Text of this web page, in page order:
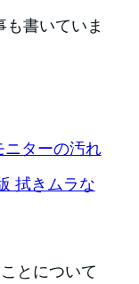
書いていま
ターの汚れ
拭きムラな
とについて